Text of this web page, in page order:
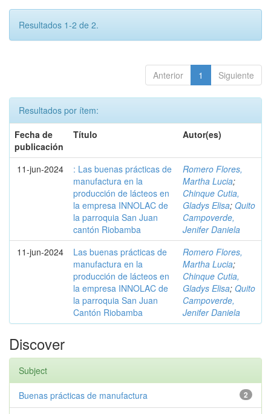
Resultados 1-2 de 2.
Anterior 1 Siguiente
Resultados por ítem:
Fecha de
publicación
Título Autor(es)
11-jun-2024
: Las buenas prácticas de
manufactura en la
producción de lácteos en
la empresa INNOLAC de
la parroquia San Juan
cantón Riobamba
Romero Flores,
Martha Lucia;
Chinque Cutia,
Gladys Elisa; Quito
Campoverde,
Jenifer Daniela
11-jun-2024
Las buenas prácticas de
manufactura en la
producción de lácteos en
la empresa INNOLAC de
la parroquia San Juan
Cantón Riobamba
Romero Flores,
Martha Lucia;
Chinque Cutia,
Gladys Elisa; Quito
Campoverde,
Jenifer Daniela
Discover
Subject
2
Buenas prácticas de manufactura